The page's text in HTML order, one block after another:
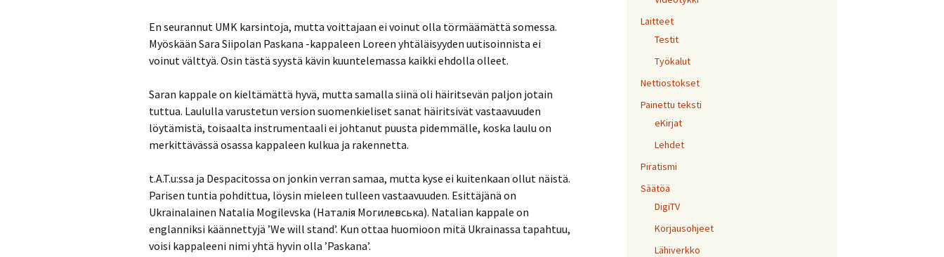
En seurannut UMK karsintoja, mutta voittajaan ei voinut olla törmäämättä somessa.
Myöskään Sara Siipolan Paskana -kappaleen Loreen yhtäläisyyden uutisoinnista ei
voinut välttyä. Osin tästä syystä kävin kuuntelemassa kaikki ehdolla olleet.
Saran kappale on kieltämättä hyvä, mutta samalla siinä oli häiritsevän paljon jotain
tuttua. Laululla varustetun version suomenkieliset sanat häiritsivät vastaavuuden
löytämistä, toisaalta instrumentaali ei johtanut puusta pidemmälle, koska laulu on
merkittävässä osassa kappaleen kulkua ja rakennetta.
t.A.T.u:ssa ja Despacitossa on jonkin verran samaa, mutta kyse ei kuitenkaan ollut näistä.
Parisen tuntia pohdittua, löysin mieleen tulleen vastaavuuden. Esittäjänä on
Ukrainalainen Natalia Mogilevska (Наталія Могилевська). Natalian kappale on
englanniksi käännettyjä ’We will stand’. Kun ottaa huomioon mitä Ukrainassa tapahtuu,
voisi kappaleeni nimi yhtä hyvin olla ’Paskana’.
Laitteet
Testit
Työkalut
Nettiostokset
Painettu teksti
eKirjat
Lehdet
Piratismi
Säätöä
DigiTV
Korjausohjeet
Lähiverkko